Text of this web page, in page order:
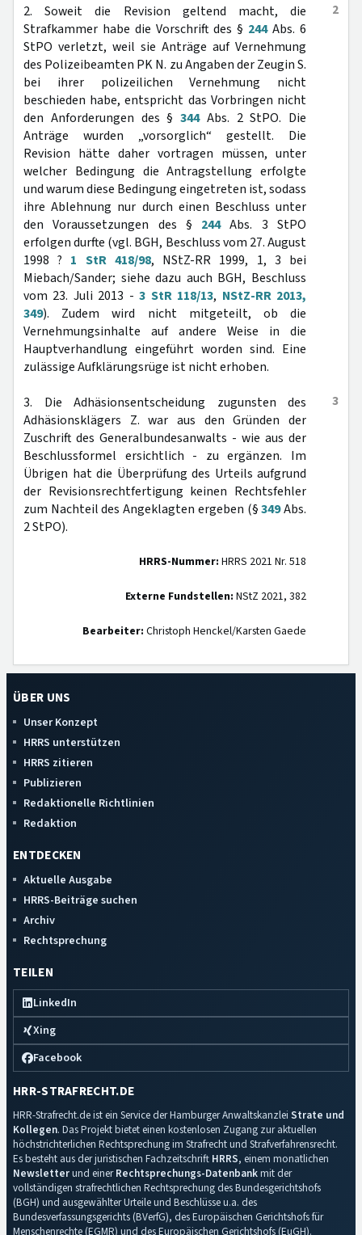
2
2. Soweit die Revision geltend macht, die
Strafkammer habe die Vorschrift des § 244Abs. 6
StPO verletzt, weil sie Anträge auf Vernehmung
des Polizeibeamten PK N. zu Angaben der Zeugin S.
bei ihrer polizeilichen Vernehmung nicht
beschieden habe, entspricht das Vorbringen nicht
den Anforderungen des § 344Abs. 2 StPO. Die
Anträge wurden „vorsorglich“ gestellt. Die
Revision hätte daher vortragen müssen, unter
welcher Bedingung die Antragstellung erfolgte
und warum diese Bedingung eingetreten ist, sodass
ihre Ablehnung nur durch einen Beschluss unter
den Voraussetzungen des § 244Abs. 3 StPO
erfolgen durfte (vgl. BGH, Beschluss vom 27. August
1998 ? 1 StR 418/98, NStZ-RR 1999, 1, 3 bei
Miebach/Sander; siehe dazu auch BGH, Beschluss
vom 23. Juli 2013 -3 StR 118/13, NStZ-RR 2013,
349). Zudem wird nicht mitgeteilt, ob die
Vernehmungsinhalte auf andere Weise in die
Hauptverhandlung eingeführt worden sind. Eine
zulässige Aufklärungsrüge ist nicht erhoben.
3
3. Die Adhäsionsentscheidung zugunsten des
Adhäsionsklägers Z. war aus den Gründen der
Zuschrift des Generalbundesanwalts - wie aus der
Beschlussformel ersichtlich - zu ergänzen. Im
Übrigen hat die Überprüfung des Urteils aufgrund
der Revisionsrechtfertigung keinen Rechtsfehler
zum Nachteil des Angeklagten ergeben (§349Abs.
2 StPO).
HRRS-Nummer: HRRS 2021 Nr. 518
Externe Fundstellen: NStZ 2021, 382
Bearbeiter: Christoph Henckel/Karsten Gaede
ÜBER UNS
Unser Konzept
HRRS unterstützen
HRRS zitieren
Publizieren
Redaktionelle Richtlinien
Redaktion
ENTDECKEN
Aktuelle Ausgabe
HRRS-Beiträge suchen
Archiv
Rechtsprechung
TEILEN
LinkedIn
Xing
Facebook
HRR-STRAFRECHT.DE
HRR-Strafrecht.de ist ein Service der Hamburger Anwaltskanzlei Strate und
Kollegen. Das Projekt bietet einen kostenlosen Zugang zur aktuellen
höchstrichterlichen Rechtsprechung im Strafrecht und Strafverfahrensrecht.
Es besteht aus der juristischen Fachzeitschrift HRRS, einem monatlichen
Newsletterund einerRechtsprechungs-Datenbankmit der
vollständigen strafrechtlichen Rechtsprechung des Bundesgerichtshofs
(BGH) und ausgewählter Urteile und Beschlüsse u.a. des
Bundesverfassungsgerichts (BVerfG), des Europäischen Gerichtshofs für
Menschenrechte (EGMR) und des Europäischen Gerichtshofs (EuGH).